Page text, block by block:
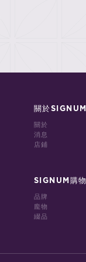
關於SIGNUM
關於
消息
店鋪
SIGNUM購物
品牌
龐物
綴品